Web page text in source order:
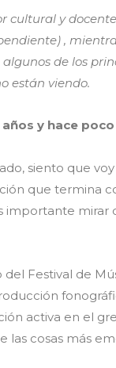
cultural y
,
de los
están viendo.
y hace
siento que
que termina
importante mirar
Festival de
activa en el
las cosas más